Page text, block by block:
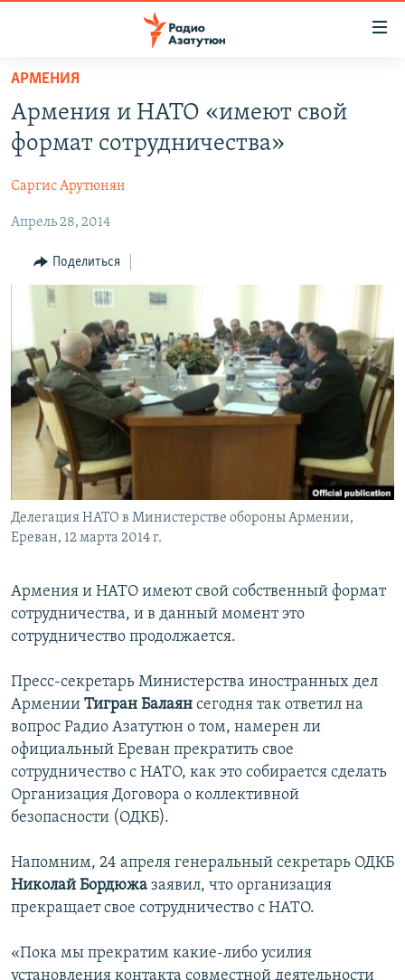
Перейти
основному
содержанию
Перейти
навигации
Перейти
поиску
НОВОСТИ
ПОЛИТИКА
ОБЩЕСТВО
ЭКОНОМИКА
РЕГИОН
НАГОРНЫЙ КАРАБАХ
КУЛЬТУРА
СПОРТ
АРХИВ
Հայերեն
English
Русский
АРМЕНИЯ
Армения и НАТО «имеют свой
формат сотрудничества»
Саргис Арутюнян
Апрель 28, 2014
Поделиться
Делегация НАТО в Министерстве обороны Армении,
Ереван, 12 марта 2014 г.
Армения и НАТО имеют свой собственный формат
сотрудничества, и в данный момент это
сотрудничество продолжается.
Пресс-секретарь Министерства иностранных дел
Армении Тигран Балаян сегодня так ответил на
вопрос Радио Азатутюн о том, намерен ли
официальный Ереван прекратить свое
сотрудничество с НАТО, как это собирается сделать
Организация Договора о коллективной
безопасности (ОДКБ).
Напомним, 24 апреля генеральный секретарь ОДКБ
Николай Бордюжа заявил, что организация
прекращает свое сотрудничество с НАТО.
«Пока мы прекратим какие-либо усилия
установления контакта совместной деятельности